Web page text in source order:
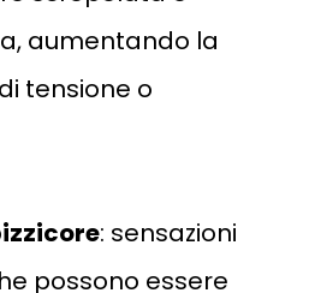
aumentando la
tensione o
: sensazioni
possono essere